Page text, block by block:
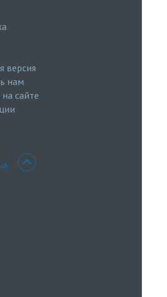
версия
нам
сайте